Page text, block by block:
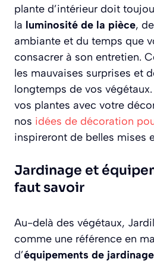
plante d’intérieur doit
la luminosité de la pièce,
ambiante et du temps que
consacrer à son entretien.
les mauvaises surprises et
longtemps de vos
vos plantes avec votre
nos idées de décoration
inspireront de belles mises
Jardinage et
faut savoir
Au-delà des végétaux,
comme une référence en
d’équipements de jardinage